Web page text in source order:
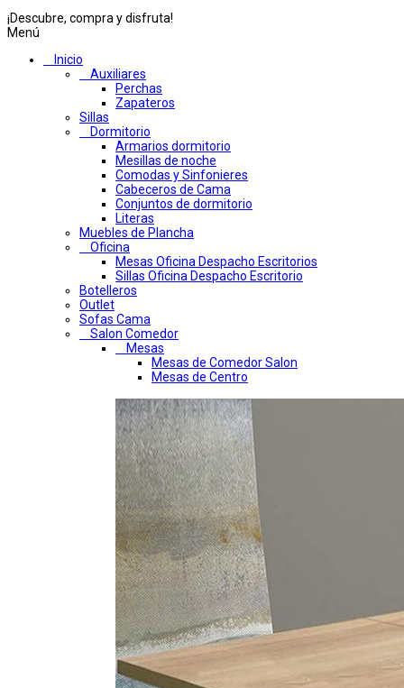
¡Descubre, compra y disfruta!
Menú
Inicio
Auxiliares
Perchas
Zapateros
Sillas
Dormitorio
Armarios dormitorio
Mesillas de noche
Comodas y Sinfonieres
Cabeceros de Cama
Conjuntos de dormitorio
Literas
Muebles de Plancha
Oficina
Mesas Oficina Despacho Escritorios
Sillas Oficina Despacho Escritorio
Botelleros
Outlet
Sofas Cama
Salon Comedor
Mesas
Mesas de Comedor Salon
Mesas de Centro